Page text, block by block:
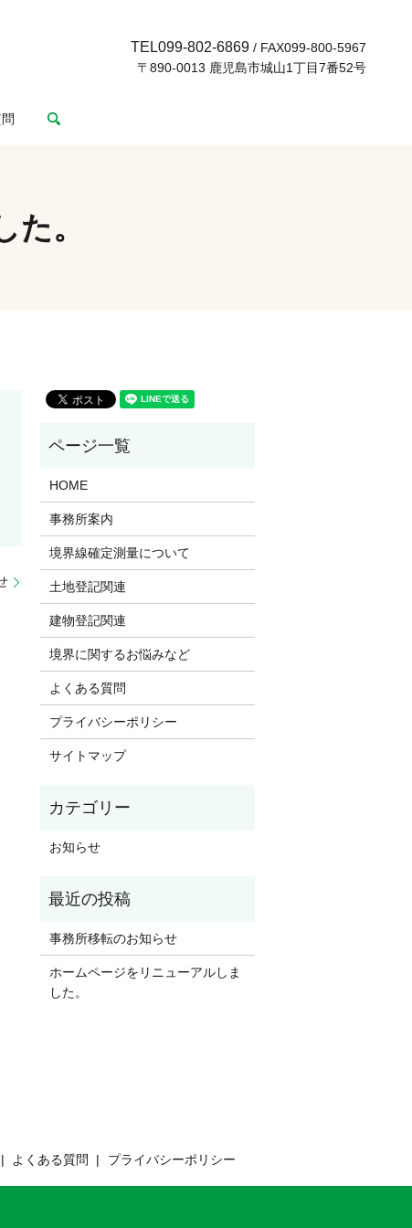
TEL099-802-6869 / FAX099-800-5967
〒890-0013 鹿児島市城山1丁目7番52号
。
HOME
事務所案内
境界線確定測量について
土地登記関連
建物登記関連
境界に関するお悩みなど
よくある質問
プライバシーポリシー
サイトマップ
お知らせ
事務所移転のお知らせ
ホームページをリニューアルしま
した。
よくある質問 プライバシーポリシー